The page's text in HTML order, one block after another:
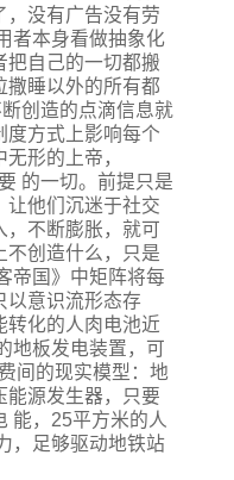
，没有广告没有劳
者本身看做抽象化
把自己的一切都搬
撒睡以外的所有都
创造的点滴信息就
度方式上影响每个
形的上帝，
的一切。前提只是
让他们沉迷于社交
，不断膨胀，就可
不创造什么，只是
帝国》中矩阵将每
以意识流形态存
转化的人肉电池近
地板发电装置，可
间的现实模型：地
能源发生器，只要
能，25平方米的人
，足够驱动地铁站